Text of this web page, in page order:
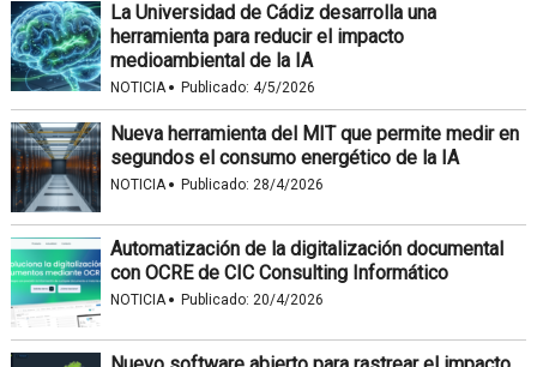
La Universidad de Cádiz desarrolla una
herramienta para reducir el impacto
medioambiental de la IA
NOTICIA· Publicado: 4/5/2026
Nueva herramienta del MIT que permite medir en
segundos el consumo energético de la IA
NOTICIA· Publicado: 28/4/2026
Automatización de la digitalización documental
con OCRE de CIC Consulting Informático
NOTICIA· Publicado: 20/4/2026